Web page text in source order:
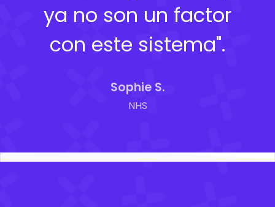
ya no son un factor
con este sistema".
Sophie S.
NHS